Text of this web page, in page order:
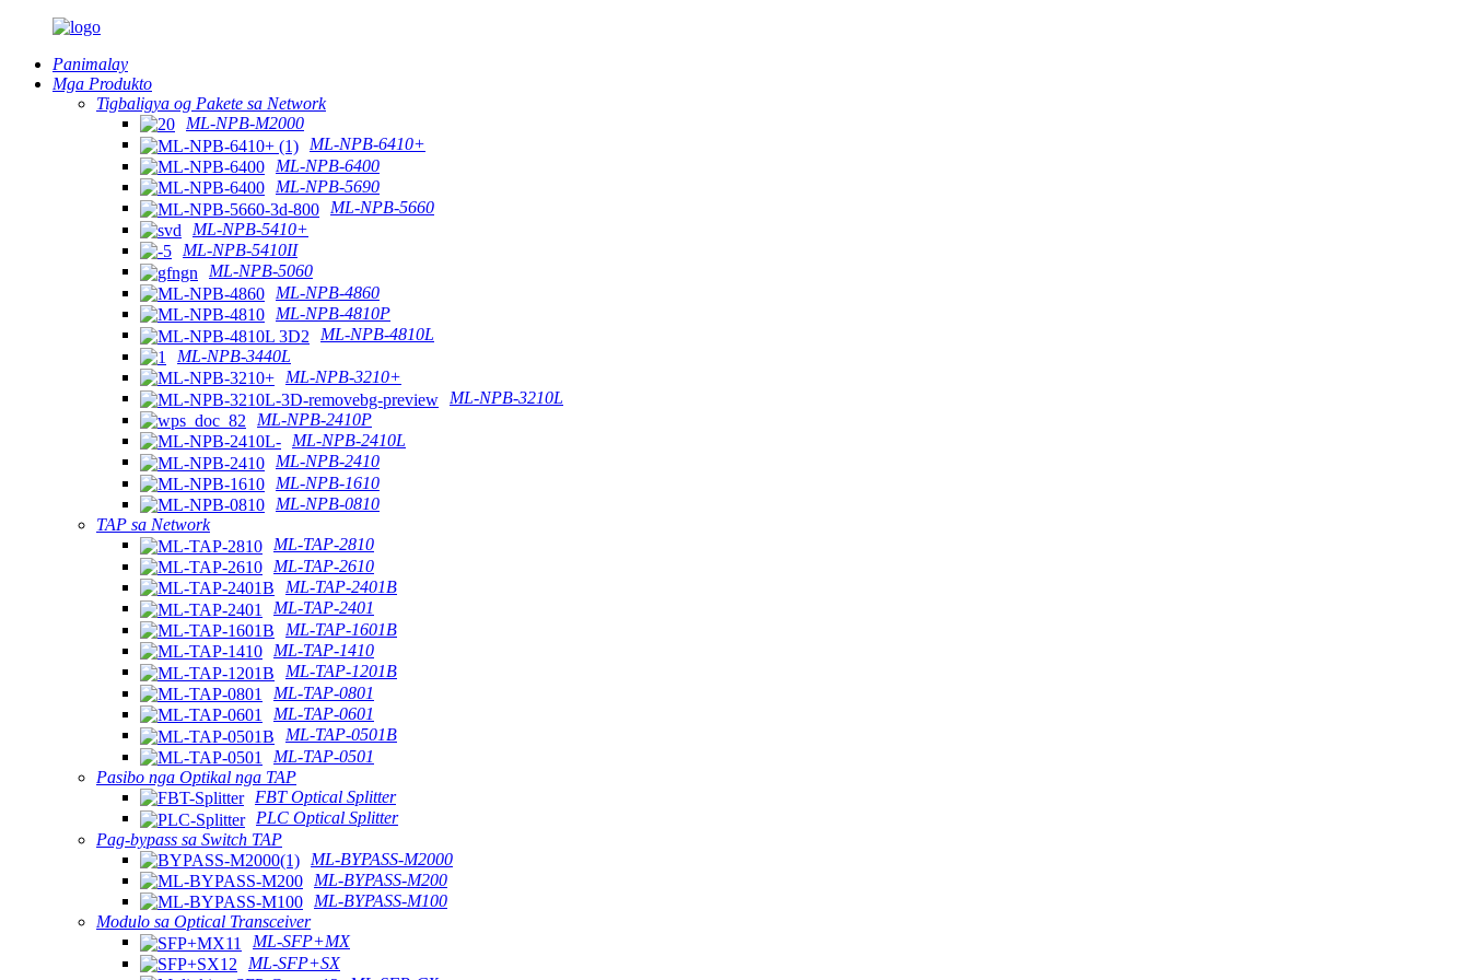
Panimalay
Mga Produkto
Tigbaligya og Pakete sa Network
ML-NPB-M2000
ML-NPB-6410+
ML-NPB-6400
ML-NPB-5690
ML-NPB-5660
ML-NPB-5410+
ML-NPB-5410II
ML-NPB-5060
ML-NPB-4860
ML-NPB-4810P
ML-NPB-4810L
ML-NPB-3440L
ML-NPB-3210+
ML-NPB-3210L
ML-NPB-2410P
ML-NPB-2410L
ML-NPB-2410
ML-NPB-1610
ML-NPB-0810
TAP sa Network
ML-TAP-2810
ML-TAP-2610
ML-TAP-2401B
ML-TAP-2401
ML-TAP-1601B
ML-TAP-1410
ML-TAP-1201B
ML-TAP-0801
ML-TAP-0601
ML-TAP-0501B
ML-TAP-0501
Pasibo nga Optikal nga TAP
FBT Optical Splitter
PLC Optical Splitter
Pag-bypass sa Switch TAP
ML-BYPASS-M2000
ML-BYPASS-M200
ML-BYPASS-M100
Modulo sa Optical Transceiver
ML-SFP+MX
ML-SFP+SX